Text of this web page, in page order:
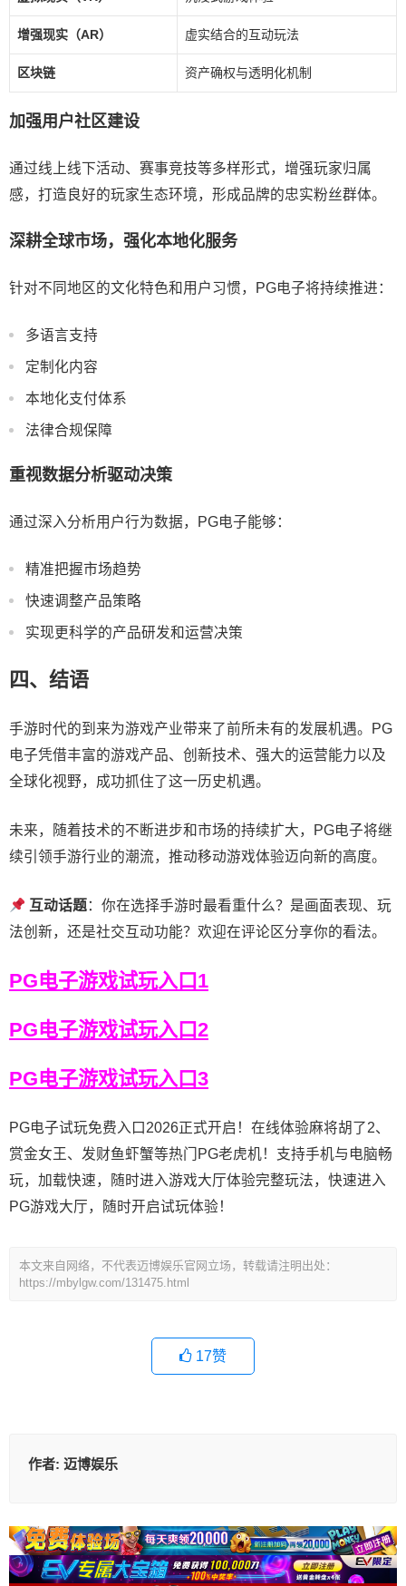
增强现实（AR） 虚实结合的互动玩法
区块链 资产确权与透明化机制
加强用户社区建设
通过线上线下活动、赛事竞技等多样形式，增强玩家归属
感，打造良好的玩家生态环境，形成品牌的忠实粉丝群体。
深耕全球市场，强化本地化服务
针对不同地区的文化特色和用户习惯，PG电子将持续推进：
多语言支持
定制化内容
本地化支付体系
法律合规保障
重视数据分析驱动决策
通过深入分析用户行为数据，PG电子能够：
精准把握市场趋势
快速调整产品策略
实现更科学的产品研发和运营决策
四、结语
手游时代的到来为游戏产业带来了前所未有的发展机遇。PG
电子凭借丰富的游戏产品、创新技术、强大的运营能力以及
全球化视野，成功抓住了这一历史机遇。
未来，随着技术的不断进步和市场的持续扩大，PG电子将继
续引领手游行业的潮流，推动移动游戏体验迈向新的高度。
互动话题：你在选择手游时最看重什么？是画面表现、玩
法创新，还是社交互动功能？欢迎在评论区分享你的看法。
PG电子游戏试玩入口1
PG电子游戏试玩入口2
PG电子游戏试玩入口3
PG电子试玩免费入口2026正式开启！在线体验麻将胡了2、
赏金女王、发财鱼虾蟹等热门PG老虎机！支持手机与电脑畅
玩，加载快速，随时进入游戏大厅体验完整玩法，快速进入
PG游戏大厅，随时开启试玩体验！
本文来自网络，不代表迈博娱乐官网立场，转载请注明出处：
https://mbylgw.com/131475.html
17赞
作者: 迈博娱乐